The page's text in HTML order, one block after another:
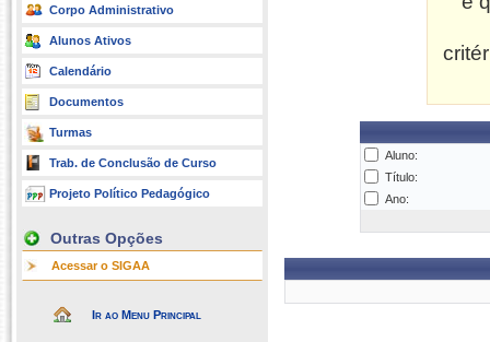
Corpo Administrativo
Alunos Ativos
Calendário
Documentos
Turmas
Trab. de Conclusão de Curso
Projeto Político Pedagógico
Outras Opções
Acessar o SIGAA
Ir ao Menu Principal
Aluno:
Título:
Ano: